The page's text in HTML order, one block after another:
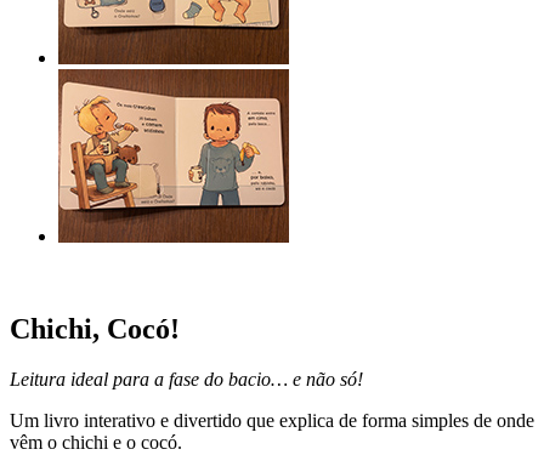
Chichi, Cocó!
Leitura ideal para a fase do bacio… e não só!
Um livro interativo e divertido que explica de forma simples de onde
vêm o chichi e o cocó.